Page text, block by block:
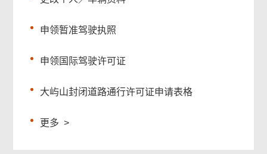
申领暂准驾驶执照
申领国际驾驶许可证
大屿山封闭道路通行许可证申请表格
更多 >